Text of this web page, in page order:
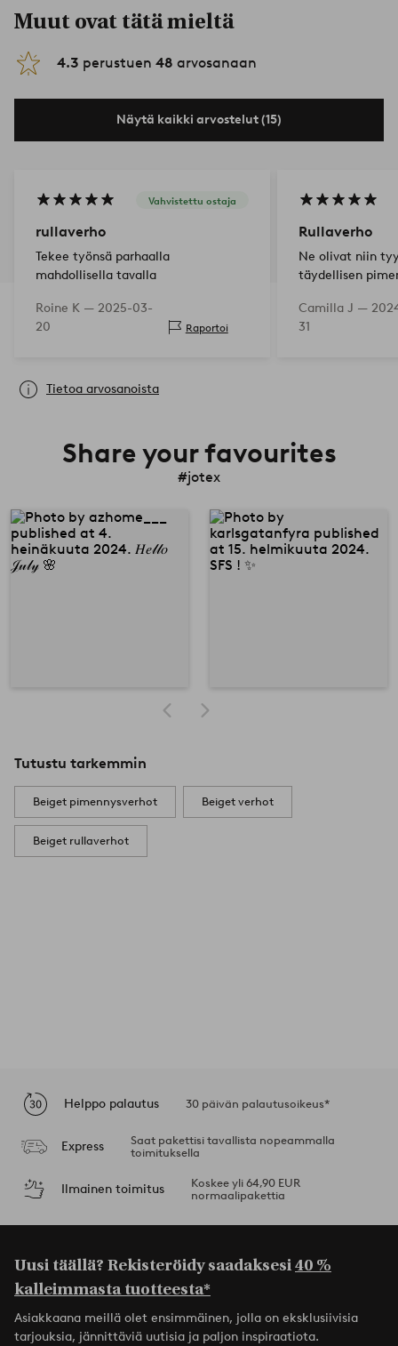
Muut ovat tätä mieltä
4.3 perustuen 48 arvosanaan
Näytä kaikki arvostelut (15)
Vahvistettu ostaja
rullaverho
Tekee työnsä parhaalla
mahdollisella tavalla
Roine K — 2025-03-
20
Raportoi
Rullaverho
Ne olivat niin
täydellisen
Camilla J —
31
Tietoa arvosanoista
Share your favourites
#jotex
Tutustu tarkemmin
Beiget pimennysverhot Beiget verhot
Beiget rullaverhot
Helppo palautus 30 päivän palautusoikeus*
Express
Saat pakettisi tavallista nopeammalla
toimituksella
Ilmainen toimitus
Koskee yli 64,90 EUR
normaalipakettia
Uusi täällä? Rekisteröidy saadaksesi40 %
kalleimmasta tuotteesta*
Asiakkaana meillä olet ensimmäinen, jolla on eksklusiivisia
tarjouksia, jännittäviä uutisia ja paljon inspiraatiota.